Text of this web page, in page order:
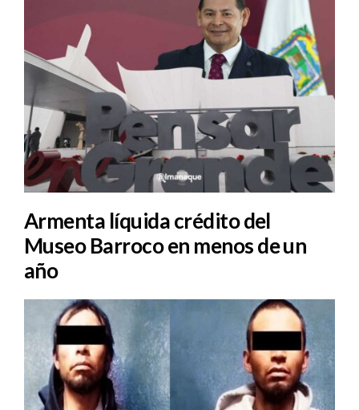
Armenta líquida crédito del
Museo Barroco en menos de un
año